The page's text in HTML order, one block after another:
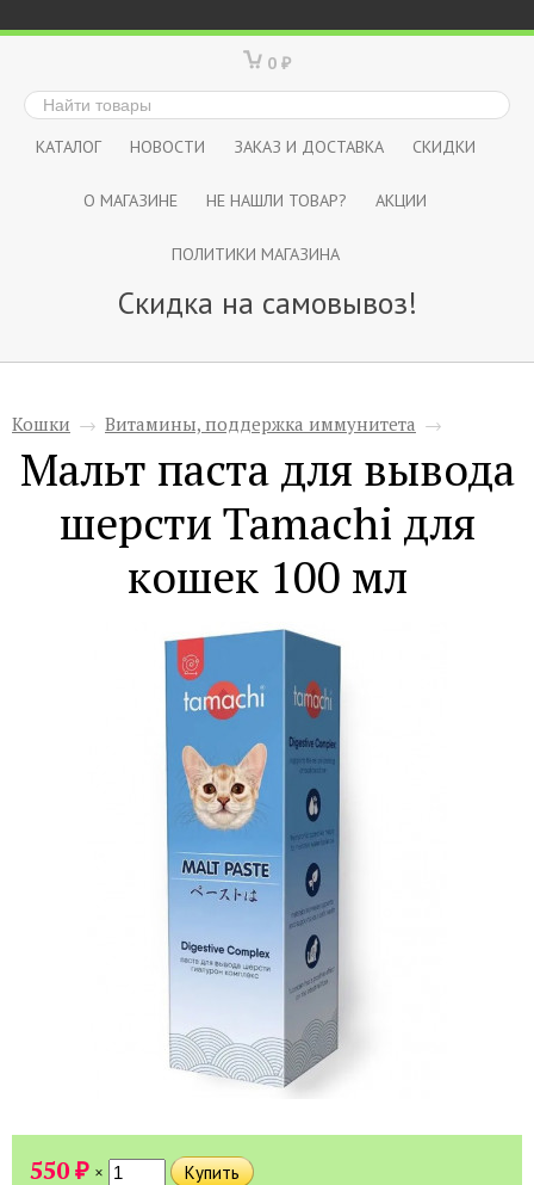
0 ₽
КАТАЛОГ НОВОСТИ ЗАКАЗ И ДОСТАВКА СКИДКИ
О МАГАЗИНЕ НЕ НАШЛИ ТОВАР? АКЦИИ
ПОЛИТИКИ МАГАЗИНА
Скидка на самовывоз!
Кошки → Витамины, поддержка иммунитета →
Мальт паста для вывода
шерсти Tamachi для
кошек 100 мл
550₽ ×